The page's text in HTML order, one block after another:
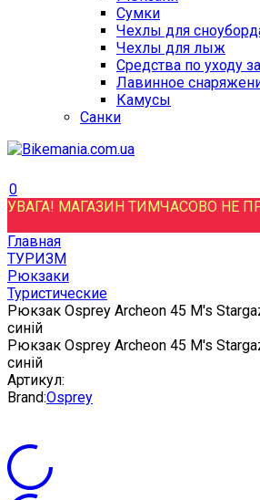
Сумки
Чехлы для
Чехлы для лыж
Средства по уходу
Лавинное
Камусы
Санки
0
УВАГА! МАГАЗИН ТИМЧАСОВО НЕ
Главная
ТУРИЗМ
Рюкзаки
Туристические
Рюкзак Osprey Archeon 45 M's
синій
Рюкзак Osprey Archeon 45 M's
синій
Артикул:
Brand:Osprey